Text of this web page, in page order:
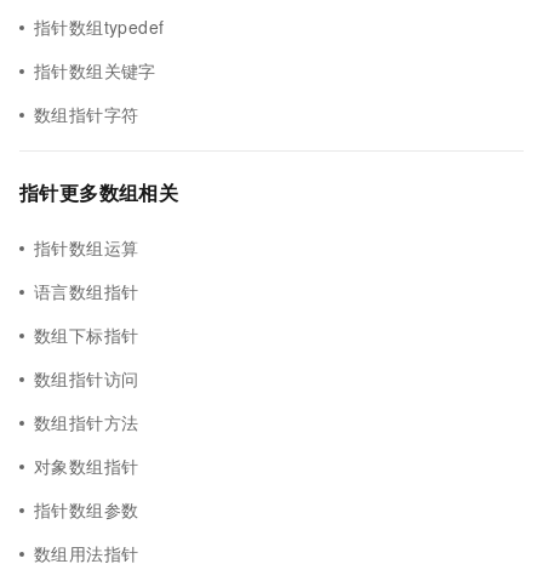
指针数组typedef
指针数组关键字
数组指针字符
指针更多数组相关
指针数组运算
语言数组指针
数组下标指针
数组指针访问
数组指针方法
对象数组指针
指针数组参数
数组用法指针